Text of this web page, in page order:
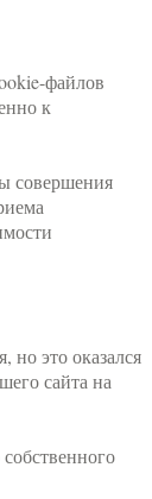
файлов
к
совершения
но это оказался
сайта на